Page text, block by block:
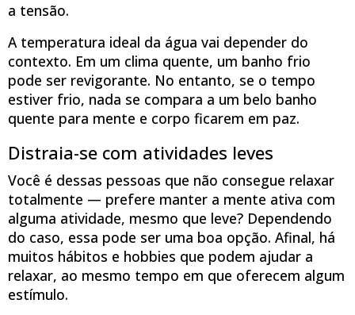
a tensão.
A temperatura ideal da água vai depender do
contexto. Em um clima quente, um banho frio
pode ser revigorante. No entanto, se o tempo
estiver frio, nada se compara a um belo banho
quente para mente e corpo ficarem em paz.
Distraia-se com atividades leves
Você é dessas pessoas que não consegue relaxar
totalmente — prefere manter a mente ativa com
alguma atividade, mesmo que leve? Dependendo
do caso, essa pode ser uma boa opção. Afinal, há
muitos hábitos e hobbies que podem ajudar a
relaxar, ao mesmo tempo em que oferecem algum
estímulo.